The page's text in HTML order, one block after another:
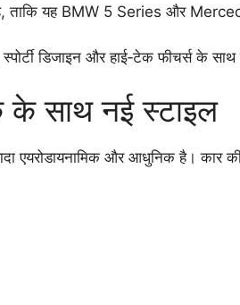
है, ताकि यह BMW 5 Series और
डिजाइन और हाई‑टेक फीचर्स के
के साथ नई स्टाइल
और आधुनिक है। कार